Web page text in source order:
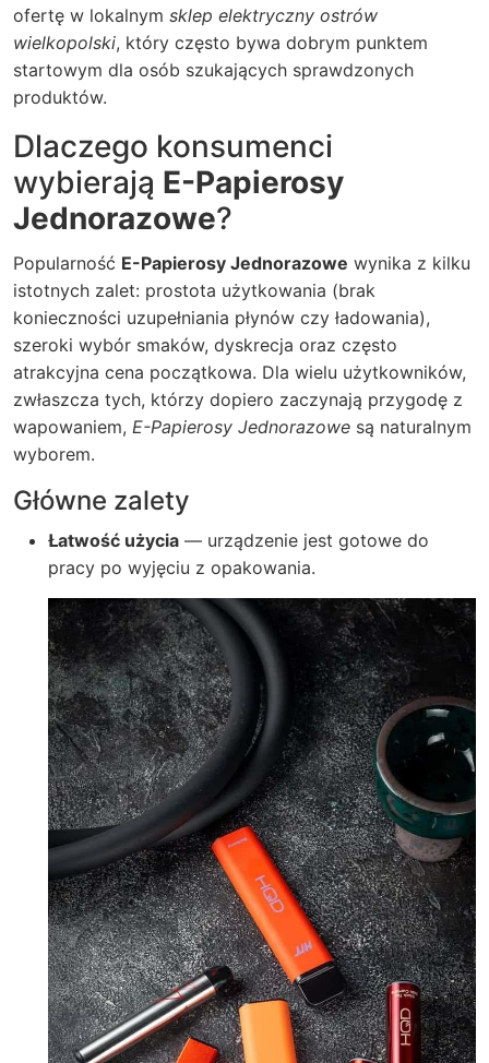
ofertę w lokalnym sklep elektryczny ostrów
wielkopolski, który często bywa dobrym punktem
startowym dla osób szukających sprawdzonych
produktów.
Dlaczego konsumenci
wybierają E-Papierosy
Jednorazowe?
Popularność E-Papierosy Jednorazowe wynika z kilku
istotnych zalet: prostota użytkowania (brak
konieczności uzupełniania płynów czy ładowania),
szeroki wybór smaków, dyskrecja oraz często
atrakcyjna cena początkowa. Dla wielu użytkowników,
zwłaszcza tych, którzy dopiero zaczynają przygodę z
wapowaniem, E-Papierosy Jednorazowe są naturalnym
wyborem.
Główne zalety
Łatwość użycia — urządzenie jest gotowe do
pracy po wyjęciu z opakowania.